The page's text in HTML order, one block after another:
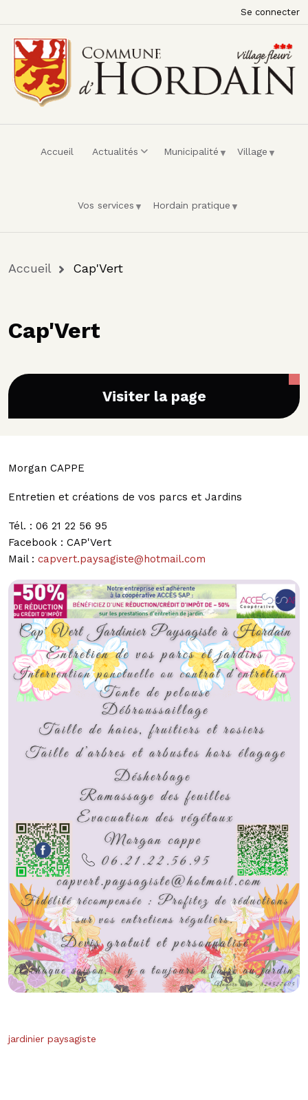
Menu du compte de l'utilisateur
Se connecter
Accueil Actualités Municipalité Village
Vos services Hordain pratique
Fil d'Ariane
Accueil Cap'Vert
Cap'Vert
Visiter la page
Morgan CAPPE
Entretien et créations de vos parcs et Jardins
Tél. : 06 21 22 56 95
Facebook : CAP'Vert
Mail : capvert.paysagiste@hotmail.com
jardinier paysagiste